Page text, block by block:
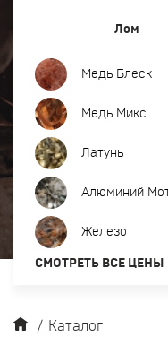
Закупка
Контакты
Прием лома цветных и
Лом
Медь Блеск
Медь Микс
Латунь
Алюминий
Железо
СМОТРЕТЬ ВСЕ ЦЕНЫ
/ Каталог